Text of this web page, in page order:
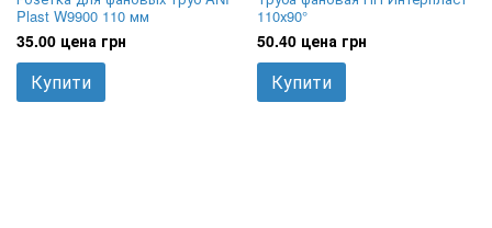
Plast W9900 110 мм
35.00 цена грн
Купити
110х90°
50.40 цена грн
Купити